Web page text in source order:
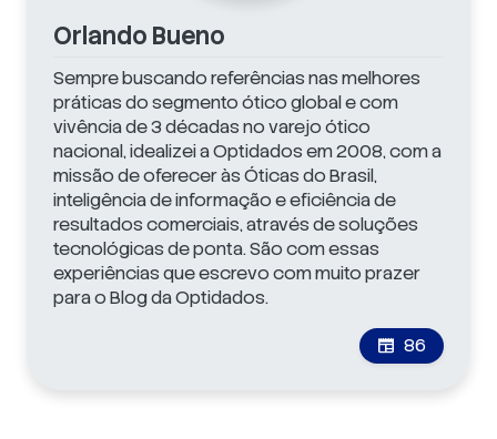
Orlando Bueno
Sempre buscando referências nas melhores
práticas do segmento ótico global e com
vivência de 3 décadas no varejo ótico
nacional, idealizei a Optidados em 2008, com a
missão de oferecer às Óticas do Brasil,
inteligência de informação e eficiência de
resultados comerciais, através de soluções
tecnológicas de ponta. São com essas
experiências que escrevo com muito prazer
para o Blog da Optidados.
newspaper 86